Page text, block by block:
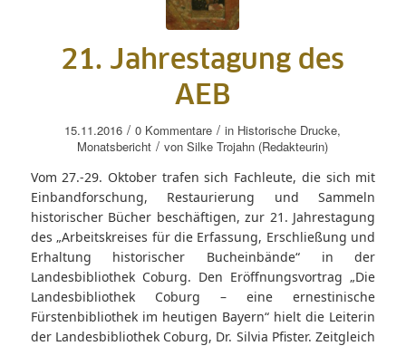
21. Jahrestagung des
AEB
15.11.2016 / 0 Kommentare / in Historische Drucke,
Monatsbericht / vonSilke Trojahn (Redakteurin)
Vom 27.-29. Oktober trafen sich Fachleute, die sich mit
Einbandforschung, Restaurierung und Sammeln
historischer Bücher beschäftigen, zur 21. Jahrestagung
des „Arbeitskreises für die Erfassung, Erschließung und
Erhaltung historischer Bucheinbände“ in der
Landesbibliothek Coburg. Den Eröffnungsvortrag „Die
Landesbibliothek Coburg – eine ernestinische
Fürstenbibliothek im heutigen Bayern“ hielt die Leiterin
der Landesbibliothek Coburg, Dr. Silvia Pfister. Zeitgleich